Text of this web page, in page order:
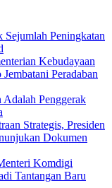
Peningkatan
Kebudayaan
Peradaban
Adalah Penggerak
Strategis, Presiden
Dokumen
Komdigi
Tantangan Baru